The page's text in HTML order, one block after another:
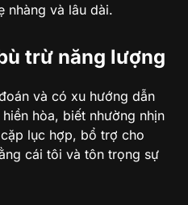
nhàng và lâu dài.
trừ năng lượng
và có xu hướng dẫn
hòa, biết nhường nhịn
lục hợp, bổ trợ cho
cái tôi và tôn trọng sự